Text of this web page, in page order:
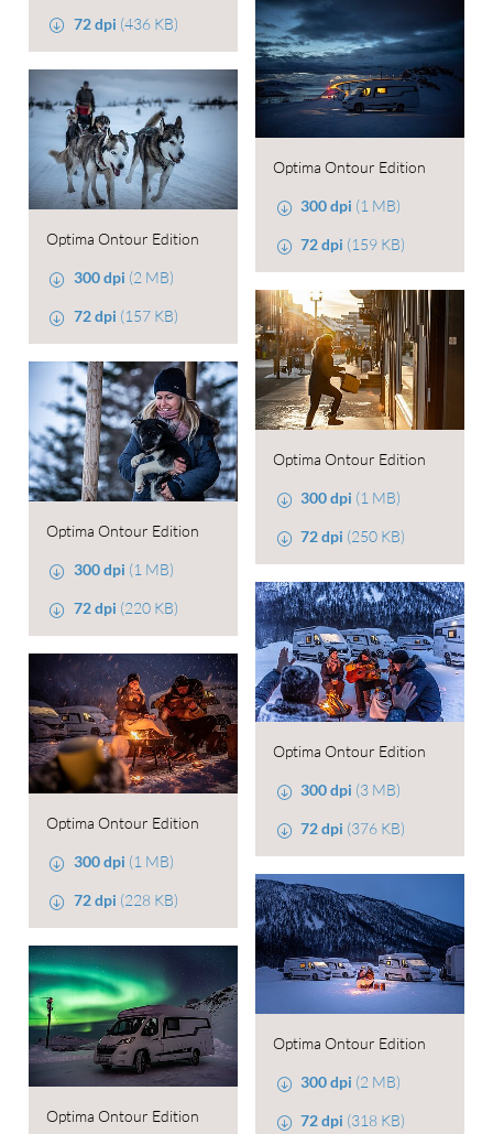
72 dpi (436 KB)
Optima Ontour Edition
300 dpi (1 MB)
72 dpi (159 KB)
Optima Ontour Edition
300 dpi (2 MB)
72 dpi (157 KB)
Optima Ontour Edition
300 dpi (1 MB)
72 dpi (250 KB)
Optima Ontour Edition
300 dpi (1 MB)
72 dpi (220 KB)
Optima Ontour Edition
300 dpi (3 MB)
72 dpi (376 KB)
Optima Ontour Edition
300 dpi (1 MB)
72 dpi (228 KB)
Optima Ontour Edition
300 dpi (2 MB)
72 dpi (318 KB)
Optima Ontour Edition